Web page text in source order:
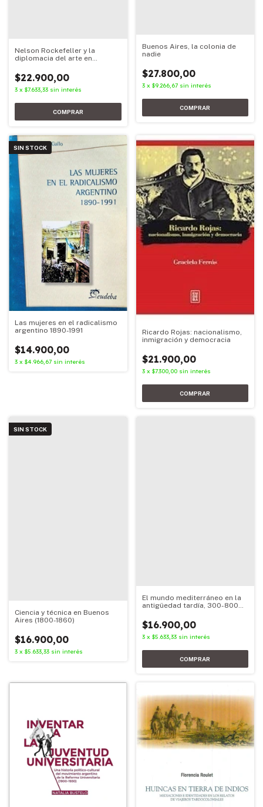
Nelson Rockefeller y la
diplomacia del arte en
$22.900,00
3 x $7.633,33 sin interés
Buenos Aires, la colonia de
nadie
$27.800,00
3 x $9.266,67 sin interés
SIN STOCK
Las mujeres en el radicalismo
argentino 1890-1991
$14.900,00
3 x $4.966,67 sin interés
Ricardo Rojas: nacionalismo,
inmigración y democracia
$21.900,00
3 x $7.300,00 sin interés
SIN STOCK
Ciencia y técnica en Buenos
Aires (1800-1860)
$16.900,00
3 x $5.633,33 sin interés
El mundo mediterráneo en la
antigüedad tardía, 300-800
$16.900,00
3 x $5.633,33 sin interés